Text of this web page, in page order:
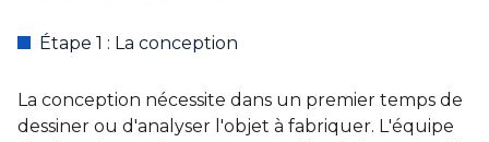
Étape 1 : La conception
La conception nécessite dans un premier temps de
dessiner ou d'analyser l'objet à fabriquer. L'équipe